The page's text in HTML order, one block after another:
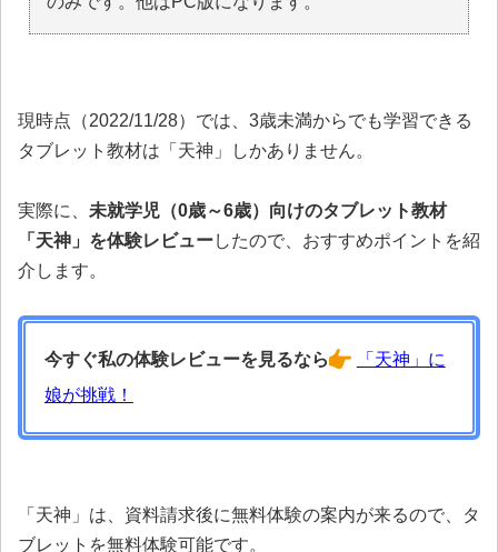
現時点（2022/11/28）では、3歳未満からでも学習できる
タブレット教材は「天神」しかありません。
実際に、 未就学児（0歳～6歳）向けのタブレット教材
「天神」を体験レビューしたので、おすすめポイントを紹
介します。
今すぐ私の体験レビューを見るなら
「天神」に
娘が挑戦！
「天神」は、資料請求後に無料体験の案内が来るので、タ
ブレットを無料体験可能です。